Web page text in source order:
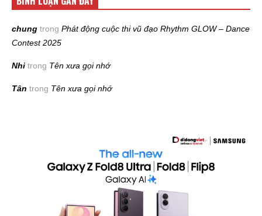
chung trong Phát động cuộc thi vũ đạo Rhythm GLOW – Dance
Contest 2025
Nhi trong Tên xưa gọi nhớ
Tân trong Tên xưa gọi nhớ